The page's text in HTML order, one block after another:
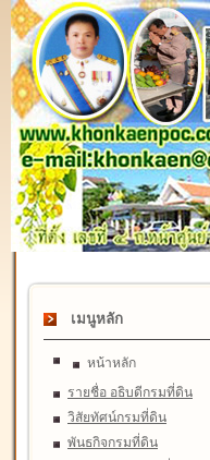
เมนูหลัก
หน้าหลัก
รายชื่อ อธิบดีกรมที่ดิน
วิสัยทัศน์กรมที่ดิน
พันธกิจกรมที่ดิน